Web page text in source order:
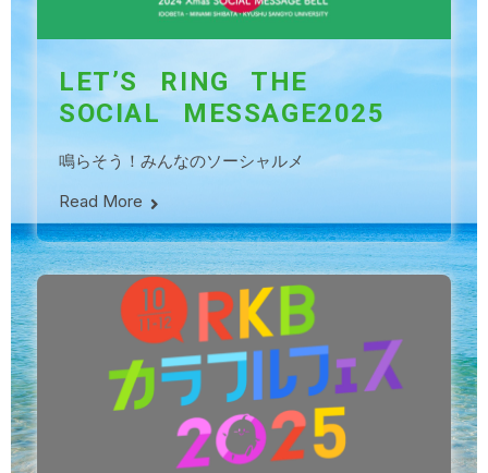
LET’S RING THE
SOCIAL MESSAGE2025
鳴らそう！みんなのソーシャルメ
Read More